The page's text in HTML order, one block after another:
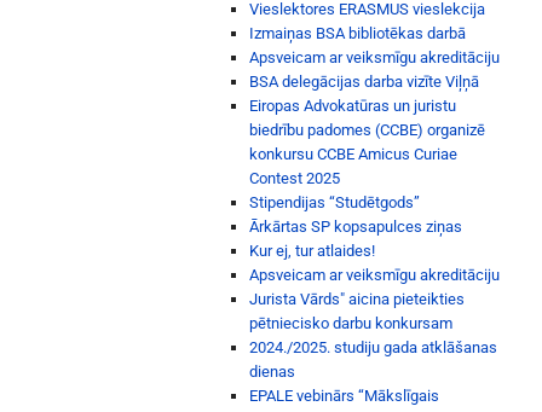
Vieslektores ERASMUS vieslekcija
Izmaiņas BSA bibliotēkas darbā
Apsveicam ar veiksmīgu akreditāciju
BSA delegācijas darba vizīte Viļņā
Eiropas Advokatūras un juristu
biedrību padomes (CCBE) organizē
konkursu CCBE Amicus Curiae
Contest 2025
Stipendijas “Studētgods”
Ārkārtas SP kopsapulces ziņas
Kur ej, tur atlaides!
Apsveicam ar veiksmīgu akreditāciju
Jurista Vārds" aicina pieteikties
pētniecisko darbu konkursam
2024./2025. studiju gada atklāšanas
dienas
EPALE vebinārs “Mākslīgais